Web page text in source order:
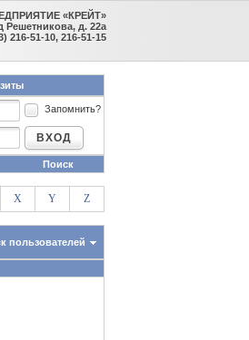
«КРЕЙТ»
Решетникова, д. 22а
216-51-10, 216-51-15
Запомнить?
ВХОД
Поиск
X Y Z
пользователей